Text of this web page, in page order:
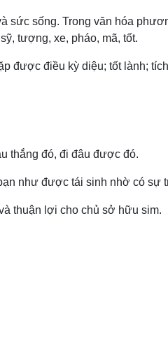
sống. Trong văn hóa
tượng, xe, pháo, mã, tốt.
được điều kỳ diệu; tốt lành;
thắng đó, đi đâu được đó.
như được tái sinh nhờ có sự
thuận lợi cho chủ sở hữu sim.